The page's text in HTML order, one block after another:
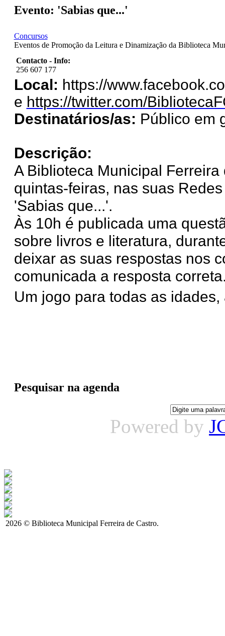
Evento: 'Sabias que...'
Concursos
Eventos de Promoção da Leitura e Dinamização da Biblioteca
Contacto - Info:
256 607 177
Local: https://
e https://twitter.com/
Destinatários/as: Público em
Descrição:
A Biblioteca Municipal
quintas-feiras, nas suas
'Sabias que...'.
Às 10h é publicada uma
sobre livros e literatura,
deixar as suas respostas nos
comunicada a resposta
Um jogo para todas as
Pesquisar na agenda
Powered by
2026 © Biblioteca Municipal Ferreira de Castro.